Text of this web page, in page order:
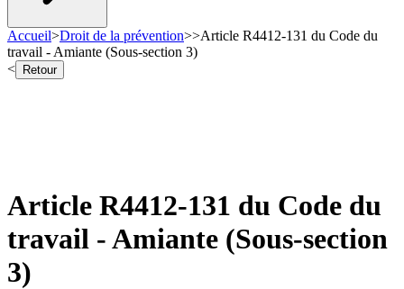
Accueil>Droit de la prévention>>Article R4412-131 du Code du
travail - Amiante (Sous-section 3)
<
Retour
Article R4412-131 du Code du
travail - Amiante (Sous-section
3)